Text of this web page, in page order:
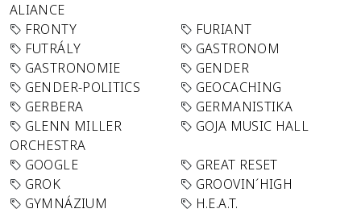
ALIANCE
FRONTY
FURIANT
FUTRÁLY
GASTRONOM
GASTRONOMIE
GENDER
GENDER-POLITICS
GEOCACHING
GERBERA
GERMANISTIKA
GLENN MILLER
ORCHESTRA
GOJA MUSIC HALL
GOOGLE
GREAT RESET
GROK
GROOVIN´HIGH
GYMNÁZIUM
H.E.A.T.